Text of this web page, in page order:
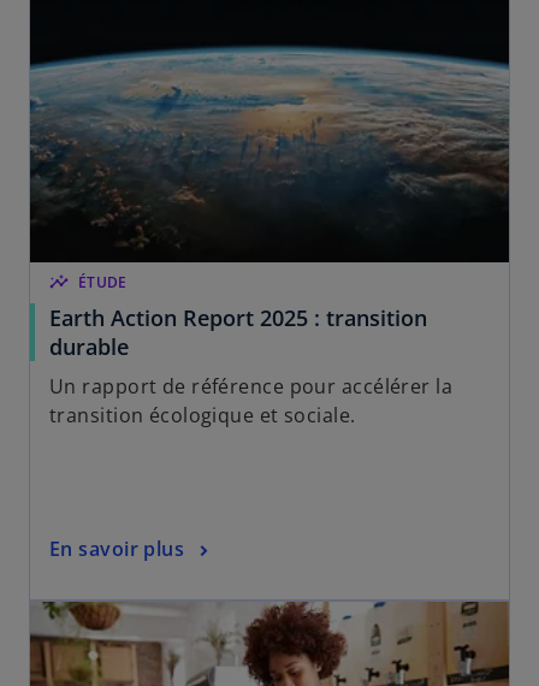
insights ÉTUDE
Earth Action Report 2025 : transition
durable
Un rapport de référence pour accélérer la
transition écologique et sociale.
En savoir plus